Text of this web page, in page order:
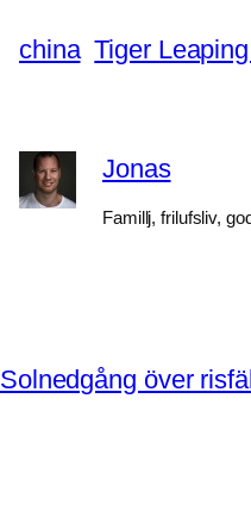
china Tiger
Jonas
Famillj, frilufsliv,
Solnedgång över